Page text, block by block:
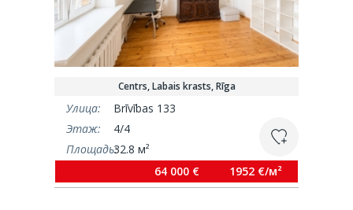
Centrs, Labais krasts, Rīga
Улица:
Brīvības 133
Этаж:
4/4
Площадь:32.8 м²
64 000 €
1952 €/м²